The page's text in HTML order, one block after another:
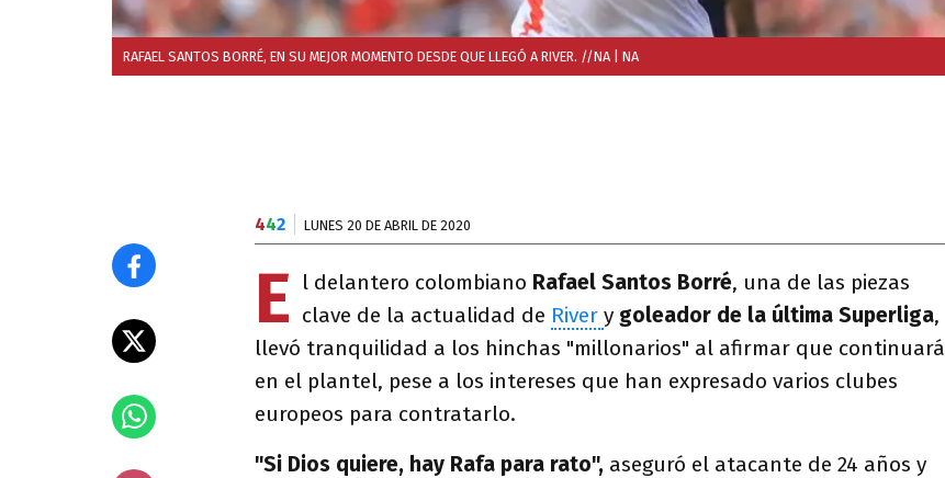
RAFAEL SANTOS BORRÉ, EN SU MEJOR MOMENTO DESDE QUE LLEGÓ A RIVER. //NA | NA
442 LUNES 20 DE ABRIL DE 2020
E l delantero colombiano Rafael Santos Borré, una de las piezas
clave de la actualidad de River y goleador de la última Superliga,
llevó tranquilidad a los hinchas "millonarios" al afirmar que continuará
en el plantel, pese a los intereses que han expresado varios clubes
europeos para contratarlo.
"Si Dios quiere, hay Rafa para rato", aseguró el atacante de 24 años y